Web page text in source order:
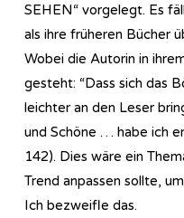
SEHEN“ vorgelegt. Es
als ihre früheren Bücher
Wobei die Autorin in
gesteht: “Dass sich das
leichter an den Leser
und Schöne … habe ich
142). Dies wäre ein
Trend anpassen sollte,
Ich bezweifle das.